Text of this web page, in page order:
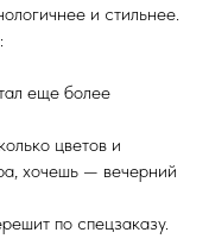
и стильнее.
еще более
цветов и
хочешь — вечерний
по спецзаказу.